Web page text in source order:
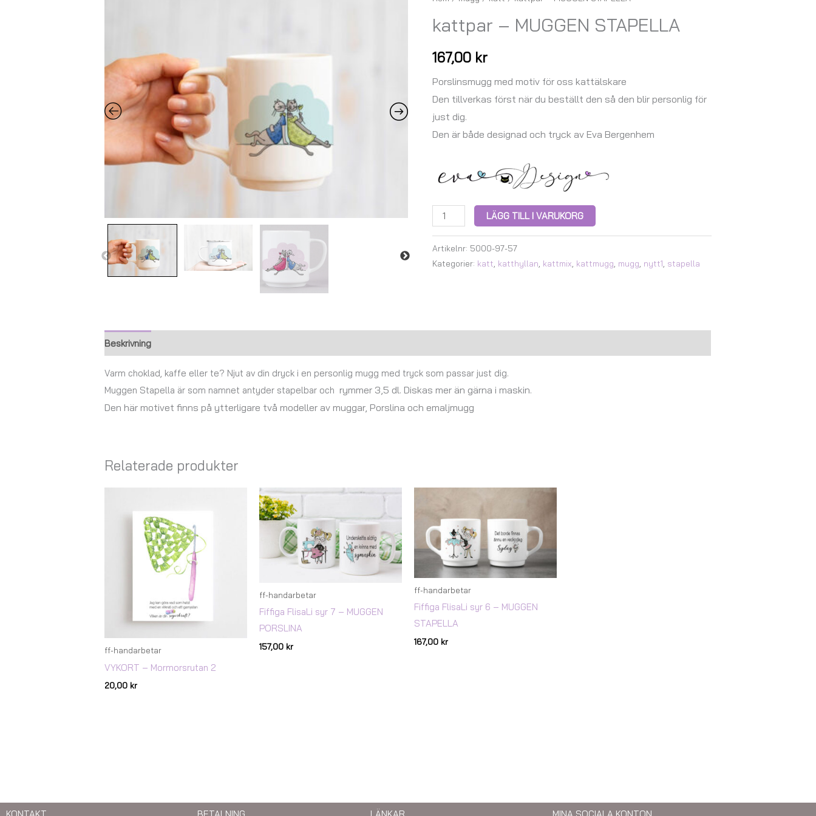
kattpar – MUGGEN STAPELLA
167,00 kr
Porslinsmugg med motiv för oss kattälskare
Den tillverkas först när du beställt den så den blir personlig för
just dig.
Den är både designad och tryck av Eva Bergenhem
MUGGEN
mängd
LÄGG TILL I VARUKORG
Artikelnr: 5000-97-57
Kategorier: katt katthyllan kattmix kattmugg mugg nytt1 stapella
Beskrivning
Varm choklad, kaffe eller te? Njut av din dryck i en personlig mugg med tryck som passar just dig.
Muggen Stapella är som namnet antyder stapelbar och rymmer 3,5 dl. Diskas mer än gärna i maskin.
Den här motivet finns på ytterligare två modeller av muggar, Porslina och emaljmugg
Relaterade produkter
ff-handarbetar
VYKORT – Mormorsrutan 2
20,00 kr
ff-handarbetar
Fiffiga FlisaLi syr 7 – MUGGEN
PORSLINA
157,00 kr
ff-handarbetar
Fiffiga FlisaLi syr 6 – MUGGEN
STAPELLA
167,00 kr
KONTAKT BETALNING LÄNKAR MINA SOCIALA KONTON